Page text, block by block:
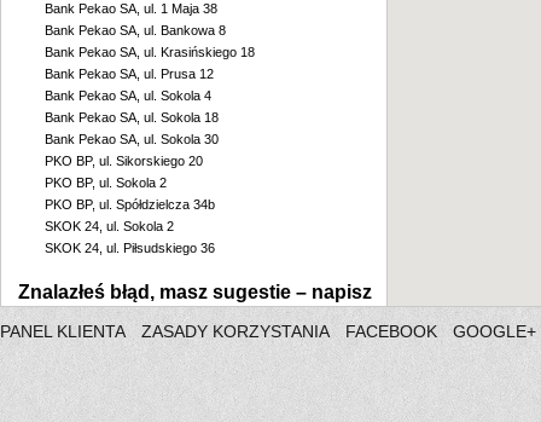
Bank Pekao SA, ul. 1 Maja 38
Bank Pekao SA, ul. Bankowa 8
Bank Pekao SA, ul. Krasińskiego 18
Bank Pekao SA, ul. Prusa 12
Bank Pekao SA, ul. Sokola 4
Bank Pekao SA, ul. Sokola 18
Bank Pekao SA, ul. Sokola 30
PKO BP, ul. Sikorskiego 20
PKO BP, ul. Sokola 2
PKO BP, ul. Spółdzielcza 34b
SKOK 24, ul. Sokola 2
SKOK 24, ul. Piłsudskiego 36
Znalazłeś błąd, masz sugestie – napisz
PANEL KLIENTA ZASADY KORZYSTANIA FACEBOOK GOOGLE+